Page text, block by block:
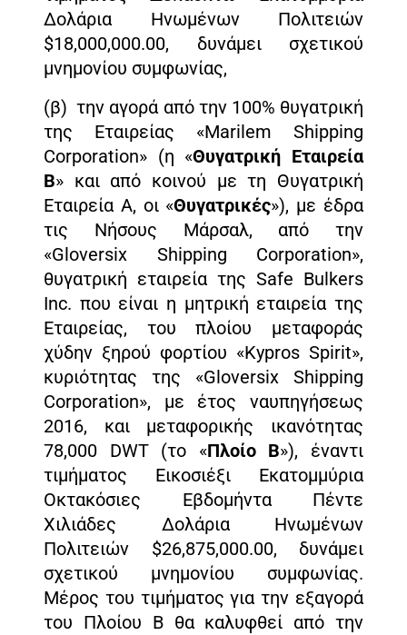
Δολάρια Ηνωμένων Πολιτειών
$18,000,000.00, δυνάμει σχετικού
μνημονίου συμφωνίας,
(β) την αγορά από την 100% θυγατρική
της Εταιρείας «Marilem Shipping
Corporation» (η «Θυγατρική Εταιρεία
Β» και από κοινού με τη Θυγατρική
Εταιρεία Α, οι «Θυγατρικές»), με έδρα
τις Νήσους Μάρσαλ, από την
«Gloversix Shipping Corporation»,
θυγατρική εταιρεία της Safe Bulkers
Inc. που είναι η μητρική εταιρεία της
Εταιρείας, του πλοίου μεταφοράς
χύδην ξηρού φορτίου «Kypros Spirit»,
κυριότητας της «Gloversix Shipping
Corporation», με έτος ναυπηγήσεως
2016, και μεταφορικής ικανότητας
78,000 DWT (το «Πλοίο Β»), έναντι
τιμήματος Εικοσιέξι Εκατομμύρια
Οκτακόσιες Eβδομήντα Πέντε
Χιλιάδες Δολάρια Ηνωμένων
Πολιτειών $26,875,000.00, δυνάμει
σχετικού μνημονίου συμφωνίας.
Μέρος του τιμήματος για την εξαγορά
του Πλοίου Β θα καλυφθεί από την